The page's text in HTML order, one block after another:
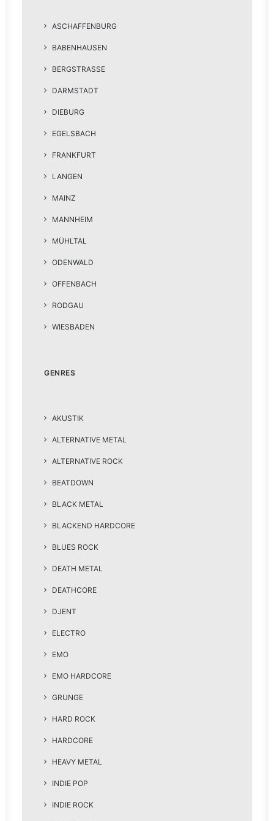
ASCHAFFENBURG
BABENHAUSEN
BERGSTRASSE
DARMSTADT
DIEBURG
EGELSBACH
FRANKFURT
LANGEN
MAINZ
MANNHEIM
MÜHLTAL
ODENWALD
OFFENBACH
RODGAU
WIESBADEN
GENRES
AKUSTIK
ALTERNATIVE METAL
ALTERNATIVE ROCK
BEATDOWN
BLACK METAL
BLACKEND HARDCORE
BLUES ROCK
DEATH METAL
DEATHCORE
DJENT
ELECTRO
EMO
EMO HARDCORE
GRUNGE
HARD ROCK
HARDCORE
HEAVY METAL
INDIE POP
INDIE ROCK